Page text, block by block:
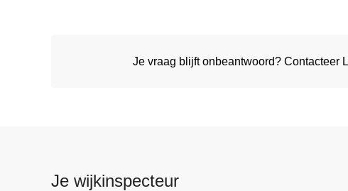
Je vraag blijft onbeantwoord? Contacteer
Je wijkinspecteur